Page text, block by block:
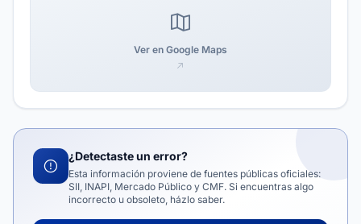
Ver en Google Maps
¿Detectaste un error?
Esta información proviene de fuentes públicas oficiales:
SII, INAPI, Mercado Público y CMF. Si encuentras algo
incorrecto u obsoleto, házlo saber.